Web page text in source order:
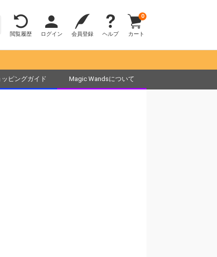
閲覧履歴 ログイン 会員登録 ヘルプ カート
0
ッピングガイド Magic Wandsについて